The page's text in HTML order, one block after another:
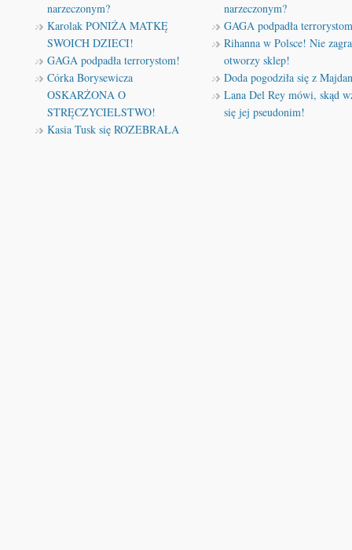
narzeczonym?
Karolak PONIŻA MATKĘ
SWOICH DZIECI!
GAGA podpadła terrorystom!
Córka Borysewicza
OSKARŻONA O
STRĘCZYCIELSTWO!
Kasia Tusk się ROZEBRAŁA
narzeczonym?
GAGA podpadła
Rihanna w Polsce! Nie
otworzy sklep!
Doda pogodziła się z
Lana Del Rey mówi, skąd
się jej pseudonim!